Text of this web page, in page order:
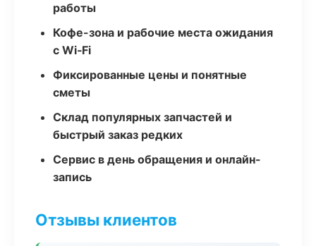
работы
Кофе-зона и рабочие места ожидания
с Wi‑Fi
Фиксированные цены и понятные
сметы
Склад популярных запчастей и
быстрый заказ редких
Сервис в день обращения и онлайн-
запись
Отзывы клиентов